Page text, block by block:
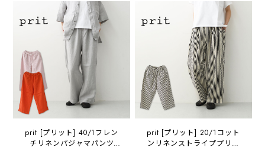
エット・ヴィンテージ・
LADY'S [2026SS]
prit [プリット] 40/1フレン
チリネンパジャマパンツ
prit [プリット] 20/1コット
ンリネンストライププリン